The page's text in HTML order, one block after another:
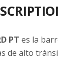
PT es la
de alto